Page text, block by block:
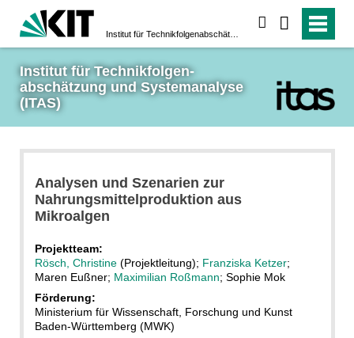
Institut für Technikfolgen­
abschätzung und System­analyse
(ITAS)
Analysen und Szenarien zur
Nahrungsmittelproduktion aus
Mikroalgen
Projektteam:
Rösch, Christine(Projektleitung); Franziska Ketzer;
Maren Eußner; Maximilian Roßmann; Sophie Mok
Förderung:
Ministerium für Wissenschaft, Forschung und Kunst
Baden-Württemberg (MWK)